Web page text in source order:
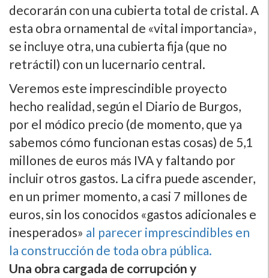
decorarán con una cubierta total de cristal. A
esta obra ornamental de «vital importancia»,
se incluye otra, una cubierta fija (que no
retráctil) con un lucernario central.
Veremos este imprescindible proyecto
hecho realidad, según el Diario de Burgos,
por el módico precio (de momento, que ya
sabemos cómo funcionan estas cosas) de 5,1
millones de euros más IVA y faltando por
incluir otros gastos. La cifra puede ascender,
en un primer momento, a casi 7 millones de
euros, sin los conocidos «gastos adicionales e
inesperados» al parecer imprescindibles en
la construcción de toda obra pública.
Una obra cargada de corrupción y